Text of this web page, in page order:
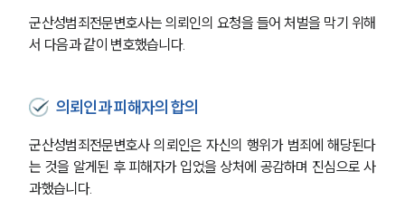
군산성범죄전문변호사는 의뢰인의 요청을 들어 처벌을 막기 위해
서 다음과 같이 변호했습니다.
의뢰인과 피해자의 합의
군산성범죄전문변호사 의뢰인은 자신의 행위가 범죄에 해당된다
는 것을 알게된 후 피해자가 입었을 상처에 공감하며 진심으로 사
과했습니다.